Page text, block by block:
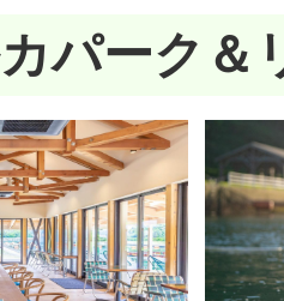
パーク＆